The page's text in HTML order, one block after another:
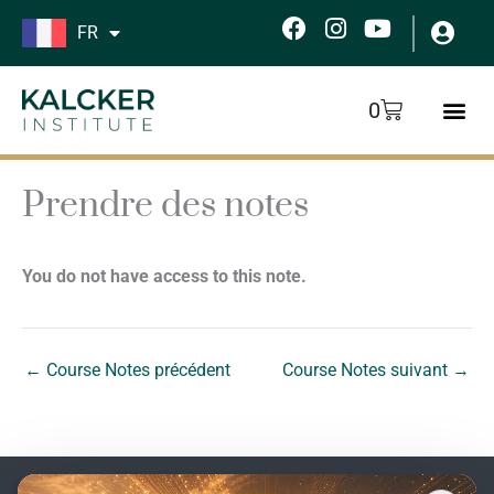
Aller
FR
F
c
o
k
I
s
g
Y
u
t
u
b
0
Panier
Prendre des notes
You do not have access to this note.
← Course Notes précédent Course Notes suivant →